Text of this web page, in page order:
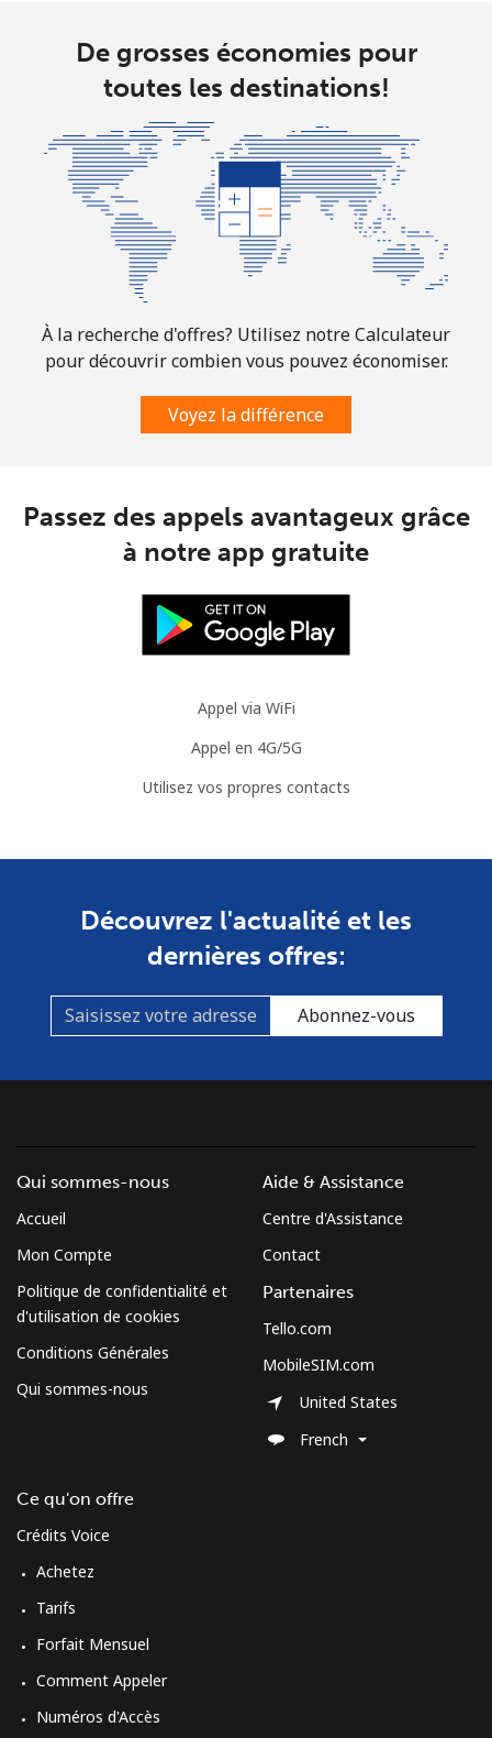
De grosses économies pour
toutes les destinations!
À la recherche d'offres? Utilisez notre Calculateur
pour découvrir combien vous pouvez économiser.
Voyez la différence
Passez des appels avantageux grâce
à notre app gratuite
Appel via WiFi
Appel en 4G/5G
Utilisez vos propres contacts
Découvrez l'actualité et les
dernières offres:
Abonnez-vous
Qui sommes-nous
Accueil
Mon Compte
Politique de confidentialité et
d'utilisation de cookies
Conditions Générales
Qui sommes-nous
Ce qu'on offre
Crédits Voice
Achetez
Tarifs
Forfait Mensuel
Comment Appeler
Numéros d'Accès
Aide & Assistance
Centre d'Assistance
Contact
Partenaires
Tello.com
MobileSIM.com
United States
French